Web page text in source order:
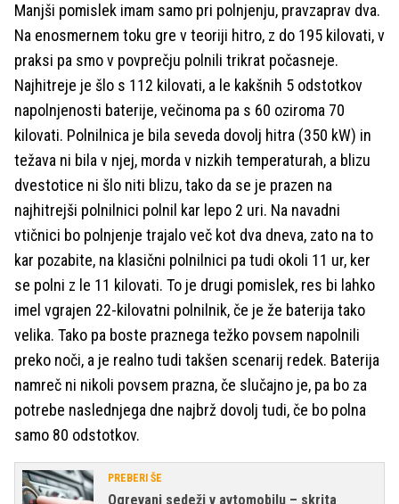
Manjši pomislek imam samo pri polnjenju, pravzaprav dva.
Na enosmernem toku gre v teoriji hitro, z do 195 kilovati, v
praksi pa smo v povprečju polnili trikrat počasneje.
Najhitreje je šlo s 112 kilovati, a le kakšnih 5 odstotkov
napolnjenosti baterije, večinoma pa s 60 oziroma 70
kilovati. Polnilnica je bila seveda dovolj hitra (350 kW) in
težava ni bila v njej, morda v nizkih temperaturah, a blizu
dvestotice ni šlo niti blizu, tako da se je prazen na
najhitrejši polnilnici polnil kar lepo 2 uri. Na navadni
vtičnici bo polnjenje trajalo več kot dva dneva, zato na to
kar pozabite, na klasični polnilnici pa tudi okoli 11 ur, ker
se polni z le 11 kilovati. To je drugi pomislek, res bi lahko
imel vgrajen 22-kilovatni polnilnik, če je že baterija tako
velika. Tako pa boste praznega težko povsem napolnili
preko noči, a je realno tudi takšen scenarij redek. Baterija
namreč ni nikoli povsem prazna, če slučajno je, pa bo za
potrebe naslednjega dne najbrž dovolj tudi, če bo polna
samo 80 odstotkov.
PREBERI ŠE
Ogrevani sedeži v avtomobilu – skrita